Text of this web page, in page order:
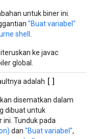
untuk biner ini.
"Buat variabel"
shell
ke javac
global.
adalah []
disematkan dalam
dibuat untuk
ini. Tunduk pada
dan "Buat variabel",